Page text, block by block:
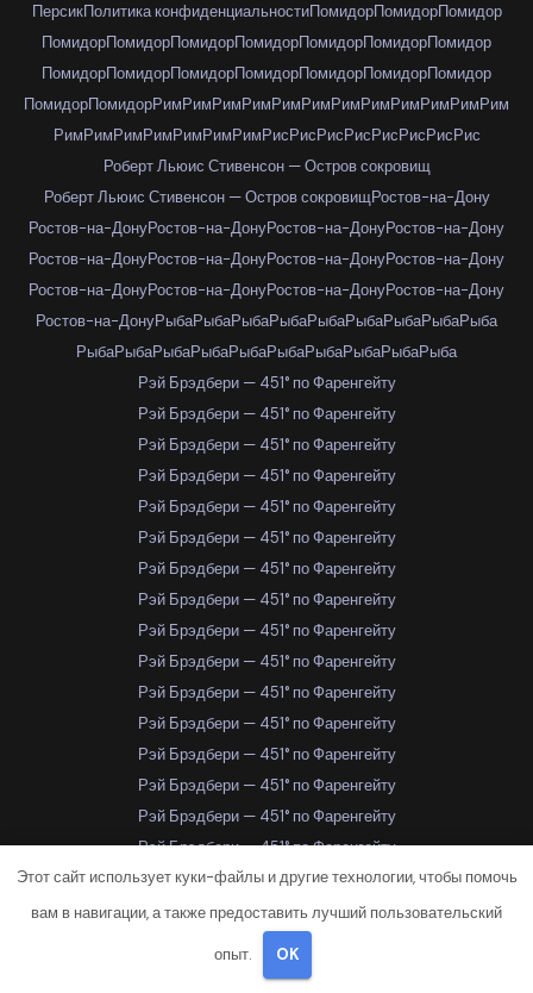
ПерсикПолитика конфиденциальностиПомидорПомидорПомидор
ПомидорПомидорПомидорПомидорПомидорПомидорПомидор
ПомидорПомидорПомидорПомидорПомидорПомидорПомидор
ПомидорПомидорРимРимРимРимРимРимРимРимРимРимРимРим
РимРимРимРимРимРимРимРисРисРисРисРисРисРисРис
Роберт Льюис Стивенсон — Остров сокровищ
Роберт Льюис Стивенсон — Остров сокровищРостов-на-Дону
Ростов-на-ДонуРостов-на-ДонуРостов-на-ДонуРостов-на-Дону
Ростов-на-ДонуРостов-на-ДонуРостов-на-ДонуРостов-на-Дону
Ростов-на-ДонуРостов-на-ДонуРостов-на-ДонуРостов-на-Дону
Ростов-на-ДонуРыбаРыбаРыбаРыбаРыбаРыбаРыбаРыбаРыба
РыбаРыбаРыбаРыбаРыбаРыбаРыбаРыбаРыбаРыба
Рэй Брэдбери — 451° по Фаренгейту
Рэй Брэдбери — 451° по Фаренгейту
Рэй Брэдбери — 451° по Фаренгейту
Рэй Брэдбери — 451° по Фаренгейту
Рэй Брэдбери — 451° по Фаренгейту
Рэй Брэдбери — 451° по Фаренгейту
Рэй Брэдбери — 451° по Фаренгейту
Рэй Брэдбери — 451° по Фаренгейту
Рэй Брэдбери — 451° по Фаренгейту
Рэй Брэдбери — 451° по Фаренгейту
Рэй Брэдбери — 451° по Фаренгейту
Рэй Брэдбери — 451° по Фаренгейту
Рэй Брэдбери — 451° по Фаренгейту
Рэй Брэдбери — 451° по Фаренгейту
Рэй Брэдбери — 451° по Фаренгейту
Рэй Брэдбери — 451° по Фаренгейту
Рэй Брэдбери — 451° по Фаренгейту
Рэй Брэдбери — 451° по Фаренгейту
Рэй Брэдбери — 451° по Фаренгейту
Рэй Брэдбери — 451° по Фаренгейту
Этот сайт использует куки-файлы и другие технологии, чтобы помочь
вам в навигации, а также предоставить лучший пользовательский
опыт. OK